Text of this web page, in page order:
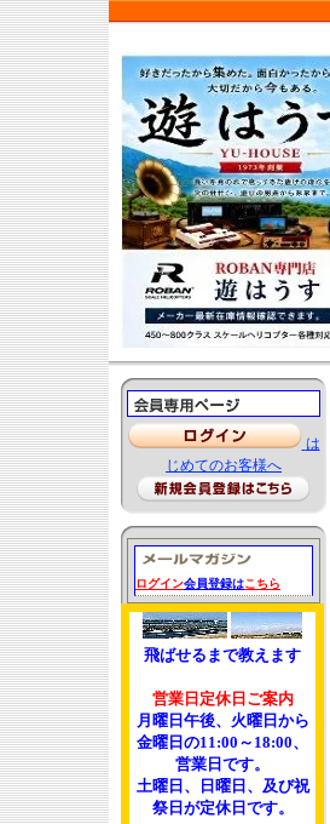
は
じめてのお客様へ
ログイン会員登録はこちら
飛ばせるまで教えます
営業日定休日ご案内
月曜日午後、火曜日から
金曜日の11:00～18:00、
営業日です。
土曜日、日曜日、及び祝
祭日が定休日です。